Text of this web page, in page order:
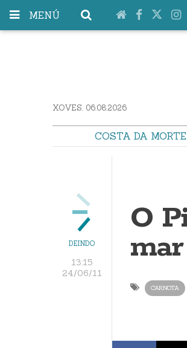
MENÚ
XOVES. 06.08.2026
COSTA DA MORTE
DEINDO
13:15
24/06/11
O
CARNOTA